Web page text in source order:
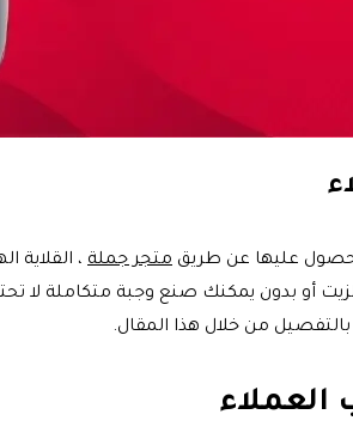
عليها عن طريق متجر جملة ، القلاية
بدون يمكنك صنع وجبة متكاملة لا
من خلال هذا المقال.